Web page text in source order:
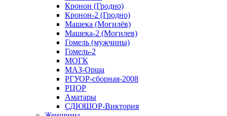
Кронон (Гродно)
Кронон-2 (Гродно)
Машека (Могилёв)
Машека-2 (Могилев)
Гомель (мужчины)
Гомель-2
МОГК
МАЗ-Орша
РГУОР-сборная-2008
РЦОР
Аматары
СДЮШОР-Виктория